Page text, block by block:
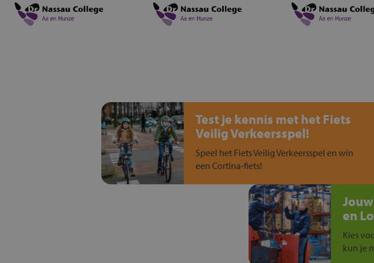
Test je kennis met het Fiets
Veilig Verkeersspel!
Speel het Fiets Veilig Verkeersspel en win
een Cortina-fiets!
en
Kies
kun je